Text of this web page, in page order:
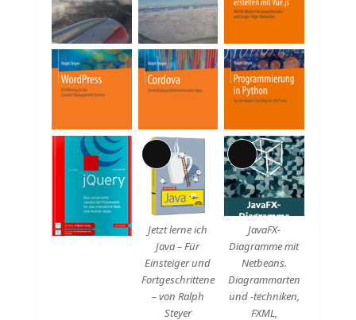
Beschreibung
Lange
Beschreibung
Jetzt lerne ich
Java – Für
Einsteiger und
Fortgeschrittene
– von Ralph
Steyer
Lange
Beschreibung
JavaFX-
Diagramme mit
Netbeans.
Diagrammarten
und -techniken,
FXML,